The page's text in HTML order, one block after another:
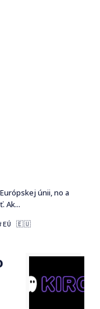
únii, no a
Ak...
EÚ 🇪🇺